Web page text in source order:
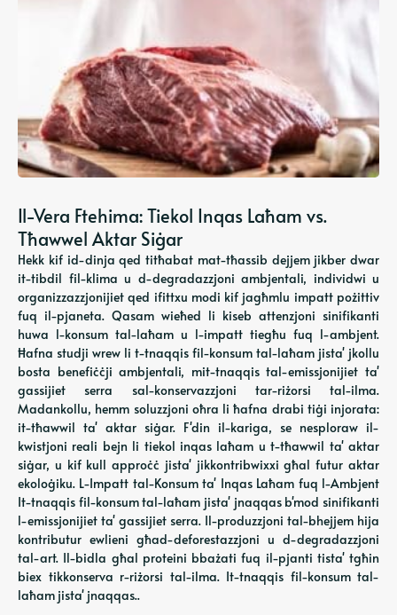
Il-Vera Ftehima: Tiekol Inqas Laħam vs.
Tħawwel Aktar Siġar
Hekk kif id-dinja qed titħabat mat-tħassib dejjem jikber dwar
it-tibdil fil-klima u d-degradazzjoni ambjentali, individwi u
organizzazzjonijiet qed ifittxu modi kif jagħmlu impatt pożittiv
fuq il-pjaneta. Qasam wieħed li kiseb attenzjoni sinifikanti
huwa l-konsum tal-laħam u l-impatt tiegħu fuq l-ambjent.
Ħafna studji wrew li t-tnaqqis fil-konsum tal-laħam jista' jkollu
bosta benefiċċji ambjentali, mit-tnaqqis tal-emissjonijiet ta'
gassijiet serra sal-konservazzjoni tar-riżorsi tal-ilma.
Madankollu, hemm soluzzjoni oħra li ħafna drabi tiġi injorata:
it-tħawwil ta' aktar siġar. F'din il-kariga, se nesploraw il-
kwistjoni reali bejn li tiekol inqas laħam u t-tħawwil ta' aktar
siġar, u kif kull approċċ jista' jikkontribwixxi għal futur aktar
ekoloġiku. L-Impatt tal-Konsum ta' Inqas Laħam fuq l-Ambjent
It-tnaqqis fil-konsum tal-laħam jista' jnaqqas b'mod sinifikanti
l-emissjonijiet ta' gassijiet serra. Il-produzzjoni tal-bhejjem hija
kontributur ewlieni għad-deforestazzjoni u d-degradazzjoni
tal-art. Il-bidla għal proteini bbażati fuq il-pjanti tista' tgħin
biex tikkonserva r-riżorsi tal-ilma. It-tnaqqis fil-konsum tal-
laħam jista' jnaqqas..